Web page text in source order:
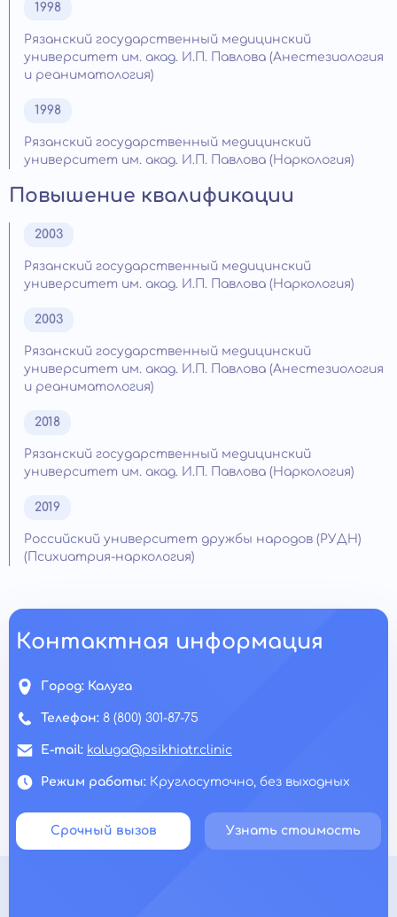
1998
Рязанский государственный медицинский
университет им. акад. И.П. Павлова (Анестезиология
и реаниматология)
1998
Рязанский государственный медицинский
университет им. акад. И.П. Павлова (Наркология)
Повышение квалификации
2003
Рязанский государственный медицинский
университет им. акад. И.П. Павлова (Наркология)
2003
Рязанский государственный медицинский
университет им. акад. И.П. Павлова (Анестезиология
и реаниматология)
2018
Рязанский государственный медицинский
университет им. акад. И.П. Павлова (Наркология)
2019
Российский университет дружбы народов (РУДН)
(Психиатрия-наркология)
Контактная информация
Город: Калуга
Телефон: 8 (800) 301-87-75
E-mail: kaluga@psikhiatr.clinic
Режим работы: Круглосуточно, без выходных
Срочный вызов Узнать стоимость